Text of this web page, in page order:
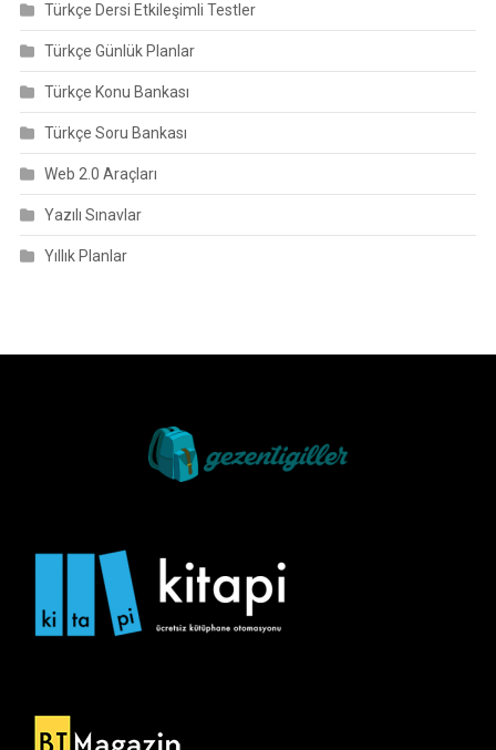
Türkçe Dersi Etkileşimli Testler
Türkçe Günlük Planlar
Türkçe Konu Bankası
Türkçe Soru Bankası
Web 2.0 Araçları
Yazılı Sınavlar
Yıllık Planlar